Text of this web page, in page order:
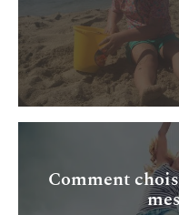
Comment